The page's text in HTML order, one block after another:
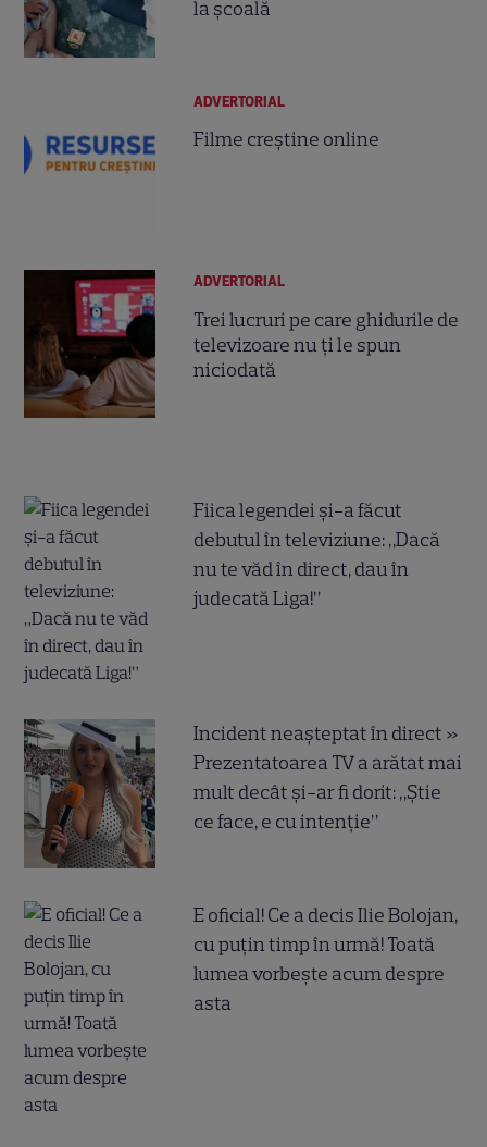
la școală
ADVERTORIAL
Filme creștine online
ADVERTORIAL
Trei lucruri pe care ghidurile de
televizoare nu ți le spun
niciodată
Fiica legendei și-a făcut
debutul în televiziune: „Dacă
nu te văd în direct, dau în
judecată Liga!”
Incident neașteptat în direct »
Prezentatoarea TV a arătat mai
mult decât și-ar fi dorit: „Știe
ce face, e cu intenție”
E oficial! Ce a decis Ilie Bolojan,
cu puțin timp în urmă! Toată
lumea vorbește acum despre
asta